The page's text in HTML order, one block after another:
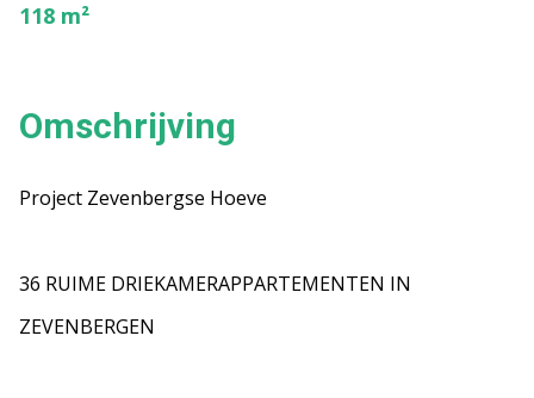
118 m²
Omschrijving
Project Zevenbergse Hoeve
36 RUIME DRIEKAMERAPPARTEMENTEN IN
ZEVENBERGEN